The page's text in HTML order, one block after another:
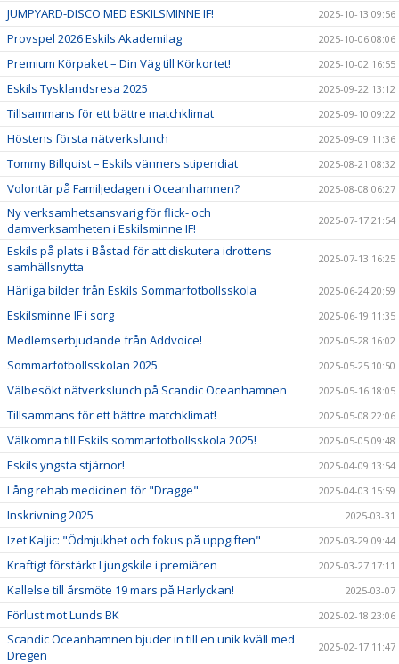
JUMPYARD-DISCO MED ESKILSMINNE IF! 2025-10-13 09:56
Provspel 2026 Eskils Akademilag 2025-10-06 08:06
Premium Körpaket – Din Väg till Körkortet! 2025-10-02 16:55
Eskils Tysklandsresa 2025 2025-09-22 13:12
Tillsammans för ett bättre matchklimat 2025-09-10 09:22
Höstens första nätverkslunch 2025-09-09 11:36
Tommy Billquist – Eskils vänners stipendiat 2025-08-21 08:32
Volontär på Familjedagen i Oceanhamnen? 2025-08-08 06:27
Ny verksamhetsansvarig för flick- och
damverksamheten i Eskilsminne IF!
2025-07-17 21:54
Eskils på plats i Båstad för att diskutera idrottens
samhällsnytta
2025-07-13 16:25
Härliga bilder från Eskils Sommarfotbollsskola 2025-06-24 20:59
Eskilsminne IF i sorg 2025-06-19 11:35
Medlemserbjudande från Addvoice! 2025-05-28 16:02
Sommarfotbollsskolan 2025 2025-05-25 10:50
Välbesökt nätverkslunch på Scandic Oceanhamnen 2025-05-16 18:05
Tillsammans för ett bättre matchklimat! 2025-05-08 22:06
Välkomna till Eskils sommarfotbollsskola 2025! 2025-05-05 09:48
Eskils yngsta stjärnor! 2025-04-09 13:54
Lång rehab medicinen för "Dragge" 2025-04-03 15:59
Inskrivning 2025 2025-03-31
Izet Kaljic: "Ödmjukhet och fokus på uppgiften" 2025-03-29 09:44
Kraftigt förstärkt Ljungskile i premiären 2025-03-27 17:11
Kallelse till årsmöte 19 mars på Harlyckan! 2025-03-07
Förlust mot Lunds BK 2025-02-18 23:06
Scandic Oceanhamnen bjuder in till en unik kväll med
Dregen
2025-02-17 11:47